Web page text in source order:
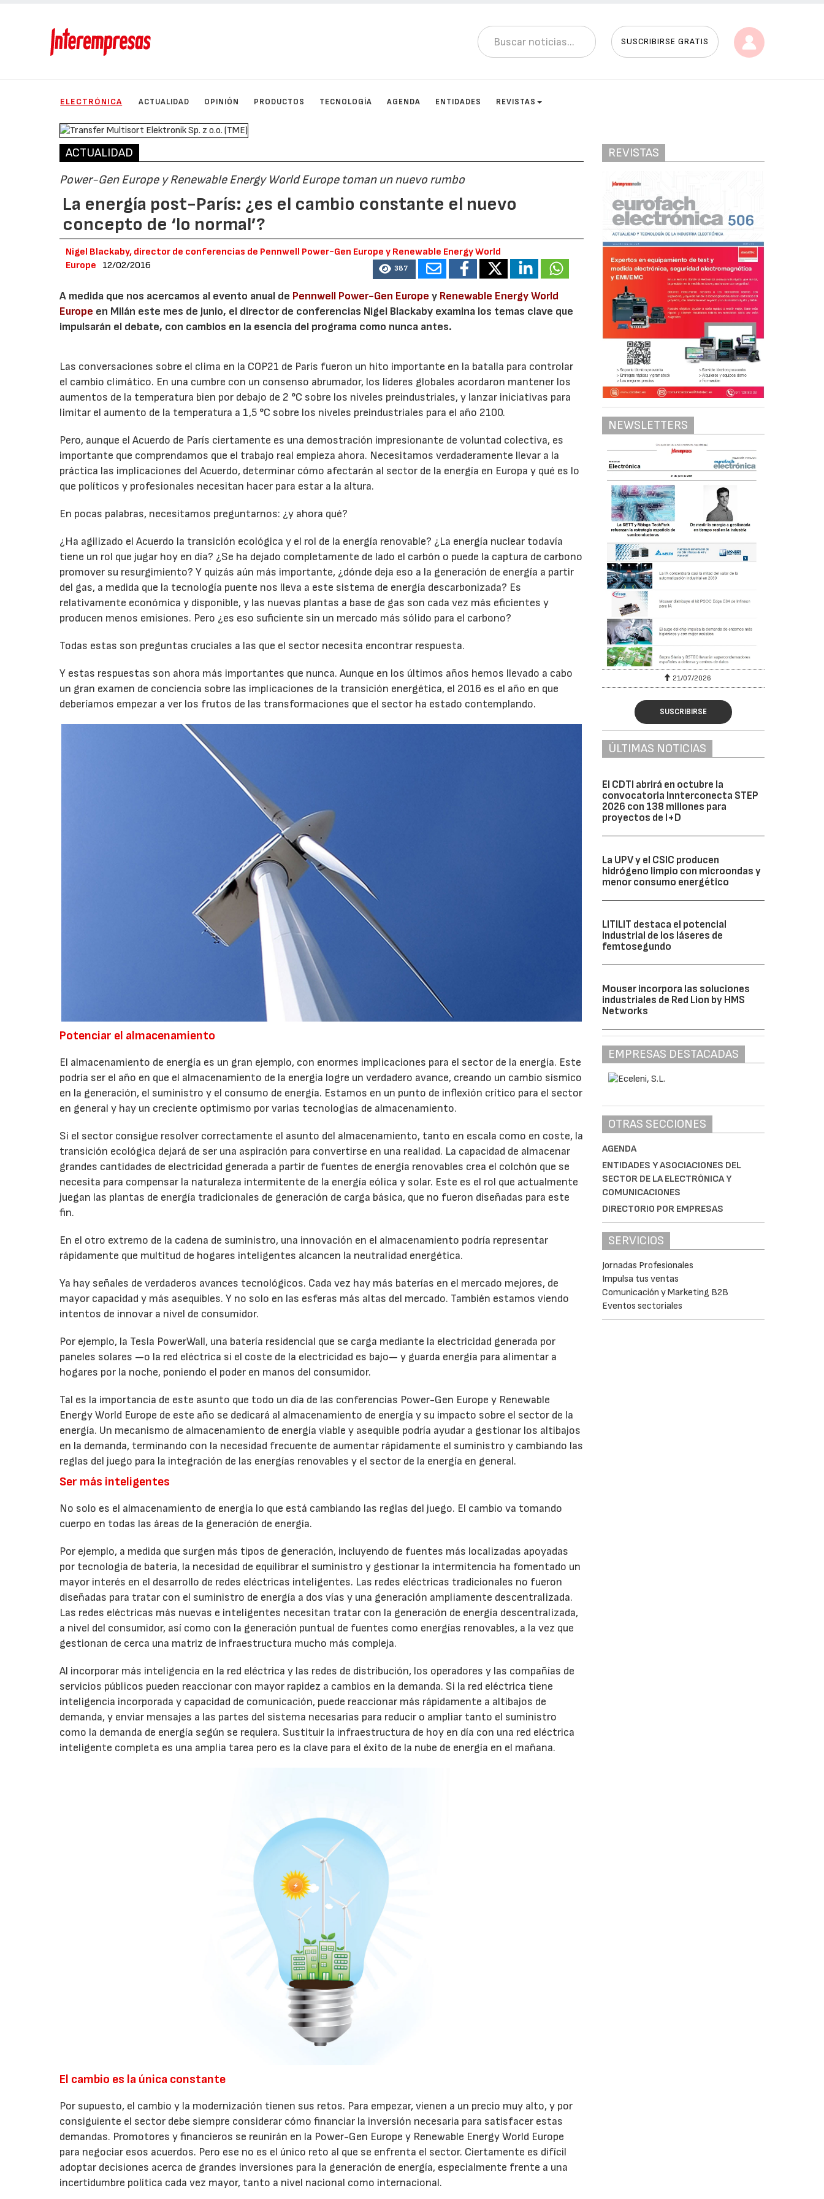
SUSCRIBIRSE GRATIS
ELECTRÓNICA ACTUALIDAD OPINIÓN PRODUCTOS TECNOLOGÍA AGENDA ENTIDADES REVISTAS
ACTUALIDAD
Power-Gen Europe y Renewable Energy World Europe toman un nuevo rumbo
La energía post-París: ¿es el cambio constante el nuevo
concepto de ‘lo normal’?
Nigel Blackaby, director de conferencias de Pennwell Power-Gen Europe y Renewable Energy World
Europe
12/02/2016 387
A medida que nos acercamos al evento anual de Pennwell Power-Gen Europe y Renewable Energy World
Europe en Milán este mes de junio, el director de conferencias Nigel Blackaby examina los temas clave que
impulsarán el debate, con cambios en la esencia del programa como nunca antes.
Las conversaciones sobre el clima en la COP21 de París fueron un hito importante en la batalla para controlar
el cambio climático. En una cumbre con un consenso abrumador, los líderes globales acordaron mantener los
aumentos de la temperatura bien por debajo de 2 °C sobre los niveles preindustriales, y lanzar iniciativas para
limitar el aumento de la temperatura a 1,5 °C sobre los niveles preindustriales para el año 2100.
Pero, aunque el Acuerdo de París ciertamente es una demostración impresionante de voluntad colectiva, es
importante que comprendamos que el trabajo real empieza ahora. Necesitamos verdaderamente llevar a la
práctica las implicaciones del Acuerdo, determinar cómo afectarán al sector de la energía en Europa y qué es lo
que políticos y profesionales necesitan hacer para estar a la altura.
En pocas palabras, necesitamos preguntarnos: ¿y ahora qué?
¿Ha agilizado el Acuerdo la transición ecológica y el rol de la energía renovable? ¿La energía nuclear todavía
tiene un rol que jugar hoy en día? ¿Se ha dejado completamente de lado el carbón o puede la captura de carbono
promover su resurgimiento? Y quizás aún más importante, ¿dónde deja eso a la generación de energía a partir
del gas, a medida que la tecnología puente nos lleva a este sistema de energía descarbonizada? Es
relativamente económica y disponible, y las nuevas plantas a base de gas son cada vez más eficientes y
producen menos emisiones. Pero ¿es eso suficiente sin un mercado más sólido para el carbono?
Todas estas son preguntas cruciales a las que el sector necesita encontrar respuesta.
Y estas respuestas son ahora más importantes que nunca. Aunque en los últimos años hemos llevado a cabo
un gran examen de conciencia sobre las implicaciones de la transición energética, el 2016 es el año en que
deberíamos empezar a ver los frutos de las transformaciones que el sector ha estado contemplando.
Potenciar el almacenamiento
El almacenamiento de energía es un gran ejemplo, con enormes implicaciones para el sector de la energía. Este
podría ser el año en que el almacenamiento de la energía logre un verdadero avance, creando un cambio sísmico
en la generación, el suministro y el consumo de energía. Estamos en un punto de inflexión crítico para el sector
en general y hay un creciente optimismo por varias tecnologías de almacenamiento.
Si el sector consigue resolver correctamente el asunto del almacenamiento, tanto en escala como en coste, la
transición ecológica dejará de ser una aspiración para convertirse en una realidad. La capacidad de almacenar
grandes cantidades de electricidad generada a partir de fuentes de energía renovables crea el colchón que se
necesita para compensar la naturaleza intermitente de la energía eólica y solar. Este es el rol que actualmente
juegan las plantas de energía tradicionales de generación de carga básica, que no fueron diseñadas para este
fin.
En el otro extremo de la cadena de suministro, una innovación en el almacenamiento podría representar
rápidamente que multitud de hogares inteligentes alcancen la neutralidad energética.
Ya hay señales de verdaderos avances tecnológicos. Cada vez hay más baterías en el mercado mejores, de
mayor capacidad y más asequibles. Y no solo en las esferas más altas del mercado. También estamos viendo
intentos de innovar a nivel de consumidor.
Por ejemplo, la Tesla PowerWall, una batería residencial que se carga mediante la electricidad generada por
paneles solares —o la red eléctrica si el coste de la electricidad es bajo— y guarda energía para alimentar a
hogares por la noche, poniendo el poder en manos del consumidor.
Tal es la importancia de este asunto que todo un día de las conferencias Power-Gen Europe y Renewable
Energy World Europe de este año se dedicará al almacenamiento de energía y su impacto sobre el sector de la
energía. Un mecanismo de almacenamiento de energía viable y asequible podría ayudar a gestionar los altibajos
en la demanda, terminando con la necesidad frecuente de aumentar rápidamente el suministro y cambiando las
reglas del juego para la integración de las energías renovables y el sector de la energía en general.
Ser más inteligentes
No solo es el almacenamiento de energía lo que está cambiando las reglas del juego. El cambio va tomando
cuerpo en todas las áreas de la generación de energía.
Por ejemplo, a medida que surgen más tipos de generación, incluyendo de fuentes más localizadas apoyadas
por tecnología de batería, la necesidad de equilibrar el suministro y gestionar la intermitencia ha fomentado un
mayor interés en el desarrollo de redes eléctricas inteligentes. Las redes eléctricas tradicionales no fueron
diseñadas para tratar con el suministro de energía a dos vías y una generación ampliamente descentralizada.
Las redes eléctricas más nuevas e inteligentes necesitan tratar con la generación de energía descentralizada,
a nivel del consumidor, así como con la generación puntual de fuentes como energías renovables, a la vez que
gestionan de cerca una matriz de infraestructura mucho más compleja.
Al incorporar más inteligencia en la red eléctrica y las redes de distribución, los operadores y las compañías de
servicios públicos pueden reaccionar con mayor rapidez a cambios en la demanda. Si la red eléctrica tiene
inteligencia incorporada y capacidad de comunicación, puede reaccionar más rápidamente a altibajos de
demanda, y enviar mensajes a las partes del sistema necesarias para reducir o ampliar tanto el suministro
como la demanda de energía según se requiera. Sustituir la infraestructura de hoy en día con una red eléctrica
inteligente completa es una amplia tarea pero es la clave para el éxito de la nube de energía en el mañana.
El cambio es la única constante
Por supuesto, el cambio y la modernización tienen sus retos. Para empezar, vienen a un precio muy alto, y por
consiguiente el sector debe siempre considerar cómo financiar la inversión necesaria para satisfacer estas
demandas. Promotores y financieros se reunirán en la Power-Gen Europe y Renewable Energy World Europe
para negociar esos acuerdos. Pero ese no es el único reto al que se enfrenta el sector. Ciertamente es difícil
adoptar decisiones acerca de grandes inversiones para la generación de energía, especialmente frente a una
incertidumbre política cada vez mayor, tanto a nivel nacional como internacional.
REVISTAS
NEWSLETTERS
21/07/2026 28/07/2026 21/07/2026
SUSCRIBIRSE
ÚLTIMAS NOTICIAS
El CDTI abrirá en octubre la
convocatoria Innterconecta STEP
2026 con 138 millones para
proyectos de I+D
La UPV y el CSIC producen
hidrógeno limpio con microondas y
menor consumo energético
LITILIT destaca el potencial
industrial de los láseres de
femtosegundo
Mouser incorpora las soluciones
industriales de Red Lion by HMS
Networks
EMPRESAS DESTACADAS
OTRAS SECCIONES
AGENDA
ENTIDADES Y ASOCIACIONES DEL
SECTOR DE LA ELECTRÓNICA Y
COMUNICACIONES
DIRECTORIO POR EMPRESAS
SERVICIOS
Jornadas Profesionales
Impulsa tus ventas
Comunicación y Marketing B2B
Eventos sectoriales